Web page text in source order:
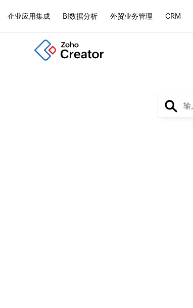
企业应用集成 BI数据分析 外贸业务管理 CRM